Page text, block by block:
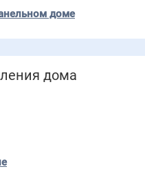
доме
дома